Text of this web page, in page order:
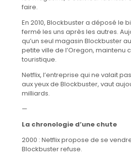
faire.
En 2010, Blockbuster a déposé le
fermé les uns après les autres.
qu’un seul magasin Blockbuster
petite ville de l’Oregon, maintenu
touristique.
Netflix, l’entreprise qui ne valait
aux yeux de Blockbuster, vaut
milliards.
—
La chronologie d’une chute
2000 : Netflix propose de se
Blockbuster refuse.